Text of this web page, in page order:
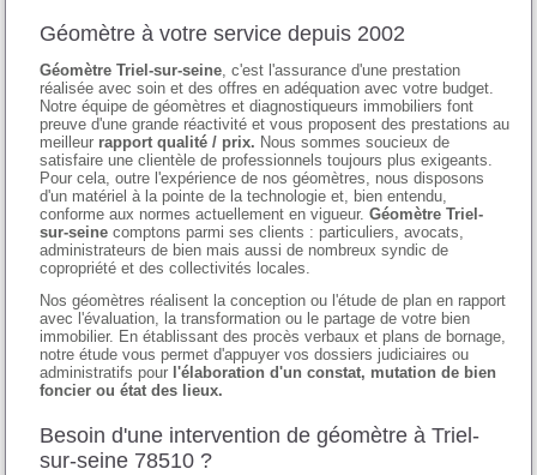
Géomètre à votre service depuis 2002
Géomètre Triel-sur-seine, c'est l'assurance d'une prestation
réalisée avec soin et des offres en adéquation avec votre budget.
Notre équipe de géomètres et diagnostiqueurs immobiliers font
preuve d'une grande réactivité et vous proposent des prestations au
meilleur rapport qualité / prix. Nous sommes soucieux de
satisfaire une clientèle de professionnels toujours plus exigeants.
Pour cela, outre l'expérience de nos géomètres, nous disposons
d'un matériel à la pointe de la technologie et, bien entendu,
conforme aux normes actuellement en vigueur.Géomètre Triel-
sur-seine comptons parmi ses clients : particuliers, avocats,
administrateurs de bien mais aussi de nombreux syndic de
copropriété et des collectivités locales.
Nos géomètres réalisent la conception ou l'étude de plan en rapport
avec l'évaluation, la transformation ou le partage de votre bien
immobilier. En établissant des procès verbaux et plans de bornage,
notre étude vous permet d'appuyer vos dossiers judiciaires ou
administratifs pour l'élaboration d'un constat, mutation de bien
foncier ou état des lieux.
Besoin d'une intervention de géomètre à Triel-
sur-seine 78510 ?